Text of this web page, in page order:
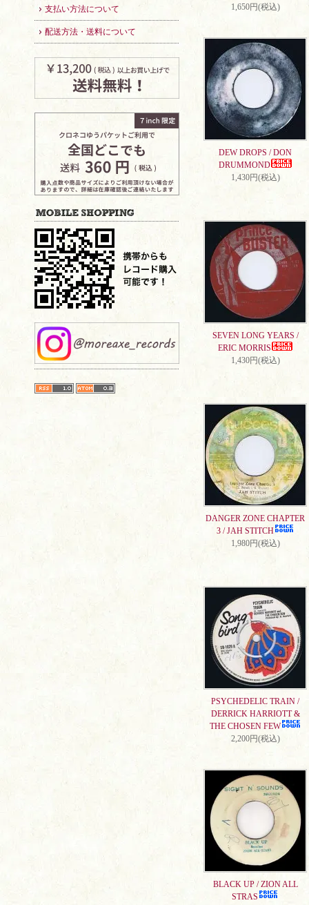
支払い方法について
配送方法・送料について
1,650円(税込)
DEW DROPS / DON
DRUMMOND
1,430円(税込)
SEVEN LONG YEARS /
ERIC MORRIS
1,430円(税込)
DANGER ZONE CHAPTER
3 / JAH STITCH
1,980円(税込)
PSYCHEDELIC TRAIN /
DERRICK HARRIOTT &
THE CHOSEN FEW
2,200円(税込)
BLACK UP / ZION ALL
STRAS